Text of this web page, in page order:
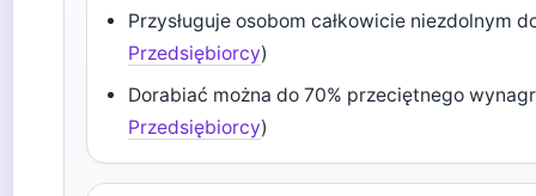
Przysługuje osobom całkowicie niezdolnym
Przedsiębiorcy)
Dorabiać można do 70% przeciętnego
Przedsiębiorcy)